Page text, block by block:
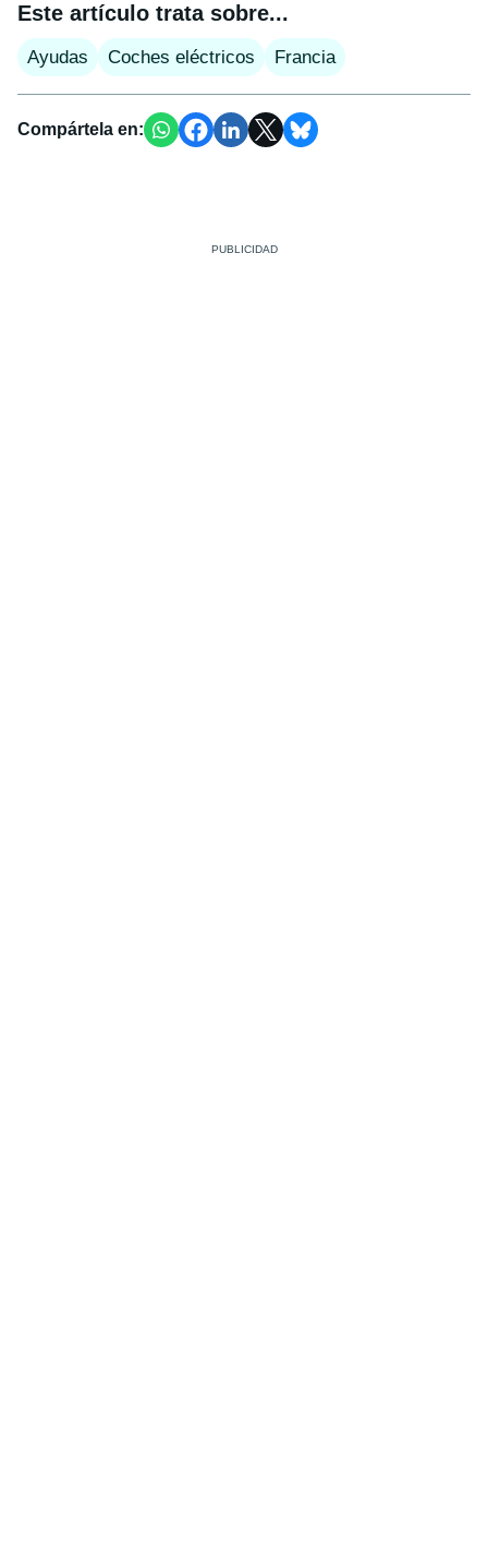
Este artículo trata sobre...
Ayudas Coches eléctricos Francia
Compártela en: